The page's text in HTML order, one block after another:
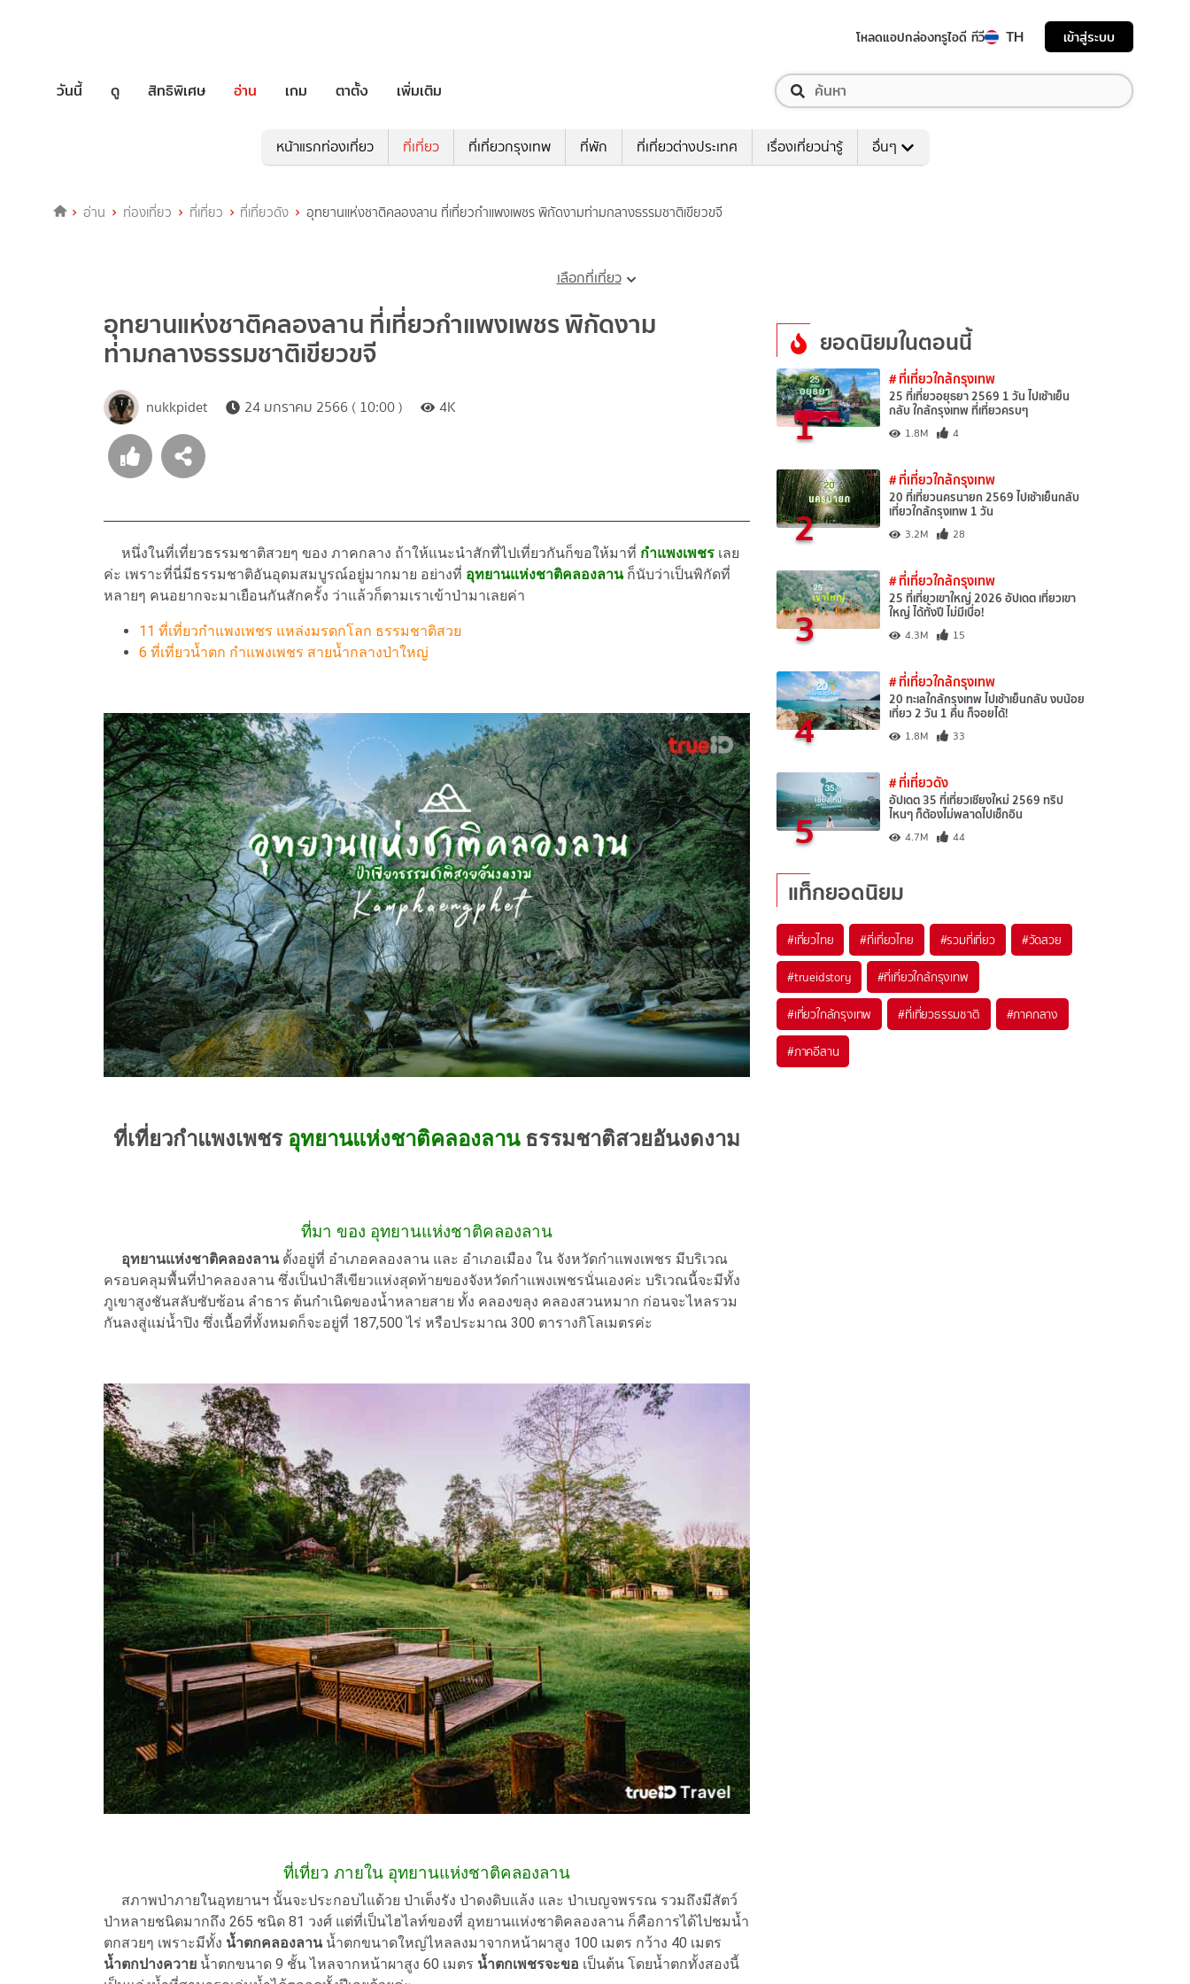
โหลดแอปกล่องทรูไอดี ทีวี TH เข้าสู่ระบบ
วันนี้ ดู สิทธิพิเศษ อ่าน เกม ตาตั้ง เพิ่มเติม
หน้าแรกท่องเที่ยว ที่เที่ยว ที่เที่ยวกรุงเทพ ที่พัก ที่เที่ยวต่างประเทศ เรื่องเที่ยวน่ารู้ อื่นๆ
อ่าน ท่องเที่ยว ที่เที่ยว ที่เที่ยวดัง อุทยานแห่งชาติคลองลาน ที่เที่ยวกําแพงเพชร พิกัดงามท่ามกลางธรรมชาติเขียวขจี
เลือกที่เที่ยว
อุทยานแห่งชาติคลองลาน ที่เที่ยวกําแพงเพชร พิกัดงาม
ท่ามกลางธรรมชาติเขียวขจี
nukkpidet 24 มกราคม 2566 ( 10:00 ) 4K
หนึ่งในที่เที่ยวธรรมชาติสวยๆ ของ ภาคกลาง ถ้าให้แนะนำสักที่ไปเที่ยวกันก็ขอให้มาที่ กำแพงเพชร เลย
ค่ะ เพราะที่นี่มีธรรมชาติอันอุดมสมบูรณ์อยู่มากมาย อย่างที่ อุทยานแห่งชาติคลองลานก็นับว่าเป็นพิกัดที่
หลายๆ คนอยากจะมาเยือนกันสักครั้ง ว่าแล้วก็ตามเราเข้าป่ามาเลยค่า
11 ที่เที่ยวกำแพงเพชร แหล่งมรดกโลก ธรรมชาติสวย
6 ที่เที่ยวน้ำตก กำแพงเพชร สายน้ำกลางป่าใหญ่
ที่เที่ยวกําแพงเพชร อุทยานแห่งชาติคลองลานธรรมชาติสวยอันงดงาม
ที่มา ของ อุทยานแห่งชาติคลองลาน
อุทยานแห่งชาติคลองลานตั้งอยู่ที่ อำเภอคลองลาน และ อำเภอเมือง ใน จังหวัดกำแพงเพชร มีบริเวณ
ครอบคลุมพื้นที่ป่าคลองลาน ซึ่งเป็นป่าสีเขียวแห่งสุดท้ายของจังหวัดกำแพงเพชรนั่นเองค่ะ บริเวณนี้จะมีทั้ง
ภูเขาสูงชันสลับซับซ้อน ลำธาร ต้นกำเนิดของน้ำหลายสาย ทั้ง คลองขลุง คลองสวนหมาก ก่อนจะไหลรวม
กันลงสู่แม่น้ำปิง ซึ่งเนื้อที่ทั้งหมดก็จะอยู่ที่ 187,500 ไร่ หรือประมาณ 300 ตารางกิโลเมตรค่ะ
ที่เที่ยว ภายใน อุทยานแห่งชาติคลองลาน
สภาพป่าภายในอุทยานฯ นั้นจะประกอบไแด้วย ป่าเต็งรัง ป่าดงดิบแล้ง และ ป่าเบญจพรรณ รวมถึงมีสัตว์
ป่าหลายชนิดมากถึง 265 ชนิด 81 วงศ์ แต่ที่เป็นไฮไลท์ของที่ อุทยานแห่งชาติคลองลาน ก็คือการได้ไปชมน้ำ
ตกสวยๆ เพราะมีทั้ง น้ำตกคลองลานน้ำตกขนาดใหญ่ไหลลงมาจากหน้าผาสูง 100 เมตร กว้าง 40 เมตร
น้ำตกปางควาย น้ำตกขนาด 9 ชั้น ไหลจากหน้าผาสูง 60 เมตร น้ำตกเพชรจะขอ เป็นต้น โดยน้ำตกทั้งสองนี้
ยอดนิยมในตอนนี้
1
# ที่เที่ยวใกล้กรุงเทพ
25 ที่เที่ยวอยุธยา 2569 1 วัน ไปเช้าเย็น
กลับ ใกล้กรุงเทพ ที่เที่ยวครบๆ
1.8M 4
2
# ที่เที่ยวใกล้กรุงเทพ
20 ที่เที่ยวนครนายก 2569 ไปเช้าเย็นกลับ
เที่ยวใกล้กรุงเทพ 1 วัน
3.2M 28
3
# ที่เที่ยวใกล้กรุงเทพ
25 ที่เที่ยวเขาใหญ่ 2026 อัปเดต เที่ยวเขา
ใหญ่ ได้ทั้งปี ไม่มีเบื่อ!
4.3M 15
4
# ที่เที่ยวใกล้กรุงเทพ
20 ทะเลใกล้กรุงเทพ ไปเช้าเย็นกลับ งบน้อย
เที่ยว 2 วัน 1 คืน ก็จอยได้!
1.8M 33
5
# ที่เที่ยวดัง
อัปเดต 35 ที่เที่ยวเชียงใหม่ 2569 ทริป
ไหนๆ ก็ต้องไม่พลาดไปเช็กอิน
4.7M 44
แท็กยอดนิยม
#เที่ยวไทย #ที่เที่ยวไทย #รวมที่เที่ยว #วัดสวย
#trueidstory #ที่เที่ยวใกล้กรุงเทพ
#เที่ยวใกล้กรุงเทพ #ที่เที่ยวธรรมชาติ #ภาคกลาง
#ภาคอีสาน